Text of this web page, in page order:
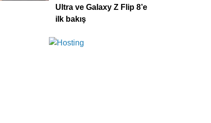
Ultra ve Galaxy Z Flip 8’e
ilk bakış